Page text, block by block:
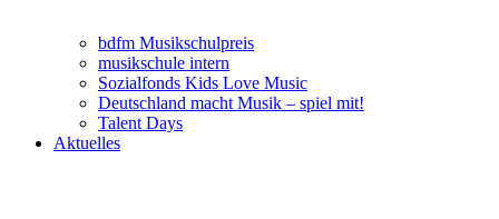
bdfm Musikschulpreis
musikschule intern
Sozialfonds Kids Love Music
Deutschland macht Musik – spiel mit!
Talent Days
Aktuelles